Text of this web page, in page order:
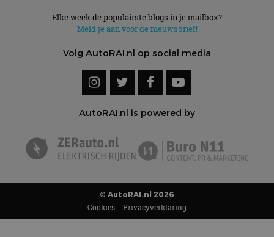
Elke week de populairste blogs in je mailbox?
Meld je aan voor de nieuwsbrief!
Volg AutoRAI.nl op social media
AutoRAI.nl is powered by
© AutoRAI.nl 2026
Cookies Privacyverklaring